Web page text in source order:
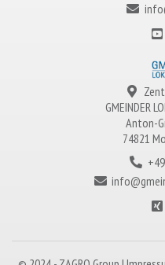
GMEINDER
Anton-
74821